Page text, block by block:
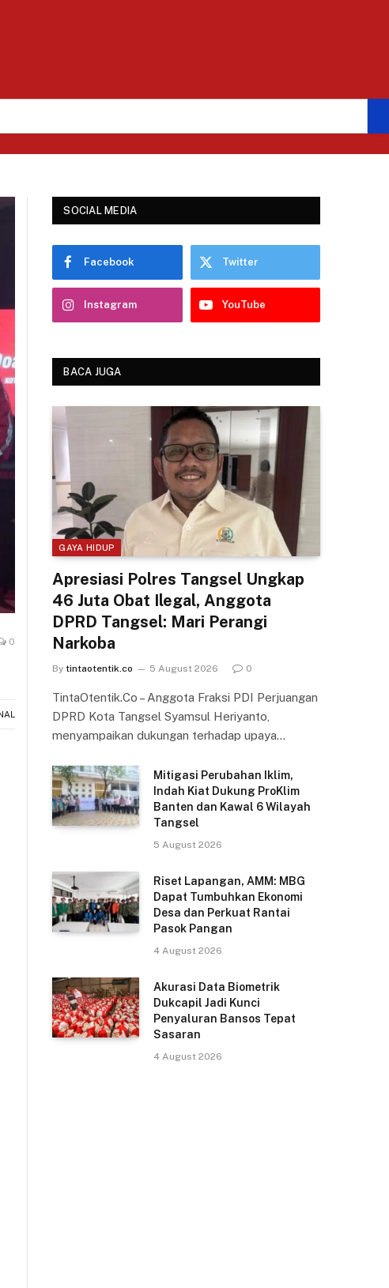
0
SOCIAL MEDIA
Facebook Twitter
Instagram YouTube
BACA JUGA
GAYA HIDUP
Apresiasi Polres Tangsel Ungkap
46 Juta Obat Ilegal, Anggota
DPRD Tangsel: Mari Perangi
Narkoba
By tintaotentik.co 5 August 2026 0
TintaOtentik.Co – Anggota Fraksi PDI Perjuangan
DPRD Kota Tangsel Syamsul Heriyanto,
menyampaikan dukungan terhadap upaya…
Mitigasi Perubahan Iklim,
Indah Kiat Dukung ProKlim
Banten dan Kawal 6 Wilayah
Tangsel
5 August 2026
Riset Lapangan, AMM: MBG
Dapat Tumbuhkan Ekonomi
Desa dan Perkuat Rantai
Pasok Pangan
4 August 2026
Akurasi Data Biometrik
Dukcapil Jadi Kunci
Penyaluran Bansos Tepat
Sasaran
4 August 2026